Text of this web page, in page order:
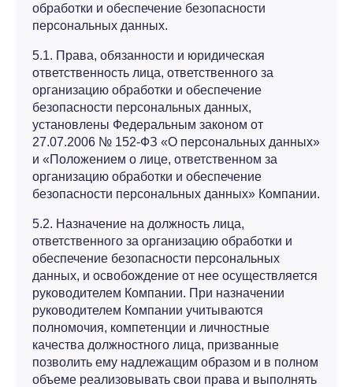
обработки и обеспечение безопасности
персональных данных.
5.1. Права, обязанности и юридическая
ответственность лица, ответственного за
организацию обработки и обеспечение
безопасности персональных данных,
установлены Федеральным законом от
27.07.2006 № 152-ФЗ «О персональных данных»
и «Положением о лице, ответственном за
организацию обработки и обеспечение
безопасности персональных данных» Компании.
5.2. Назначение на должность лица,
ответственного за организацию обработки и
обеспечение безопасности персональных
данных, и освобождение от нее осуществляется
руководителем Компании. При назначении
руководителем Компании учитываются
полномочия, компетенции и личностные
качества должностного лица, призванные
позволить ему надлежащим образом и в полном
объеме реализовывать свои права и выполнять